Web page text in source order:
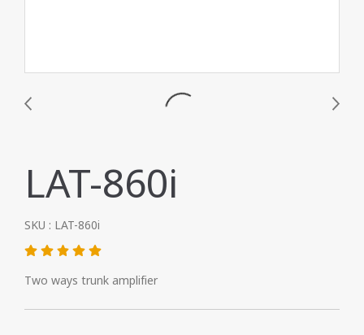
LAT-860i
SKU : LAT-860i
Two ways trunk amplifier